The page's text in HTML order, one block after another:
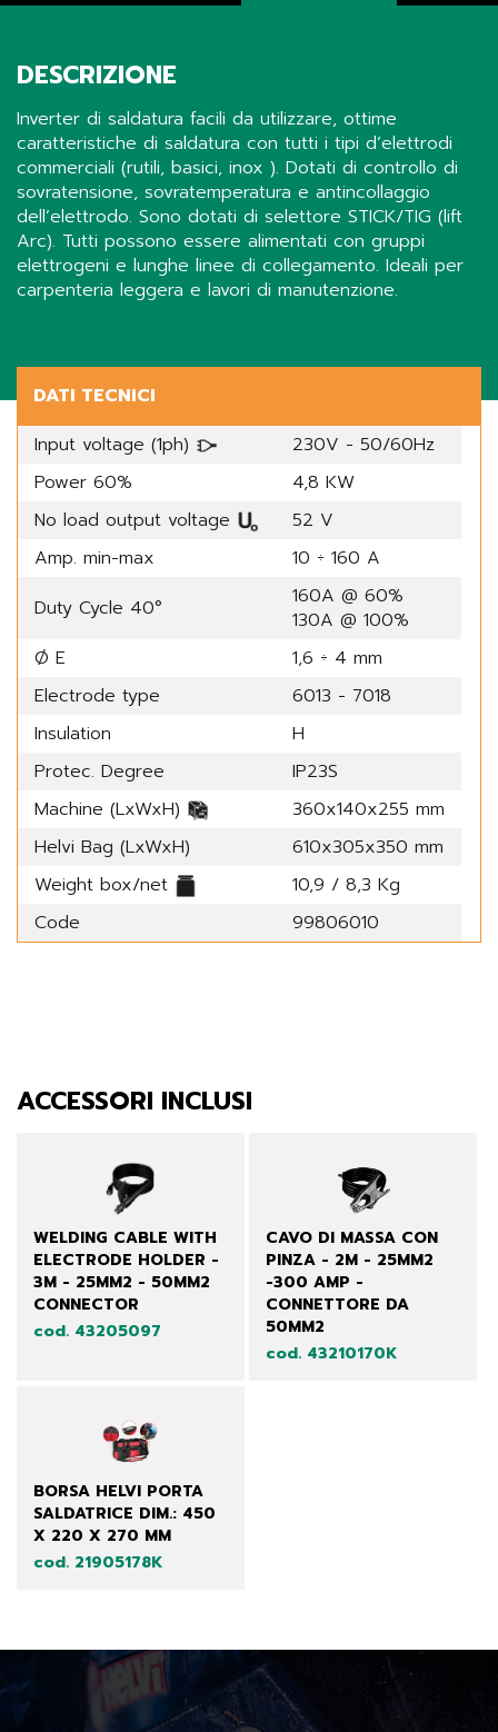
DESCRIZIONE
Inverter di saldatura facili da utilizzare, ottime
caratteristiche di saldatura con tutti i tipi d’elettrodi
commerciali (rutili, basici, inox ). Dotati di controllo di
sovratensione, sovratemperatura e antincollaggio
dell’elettrodo. Sono dotati di selettore STICK/TIG (lift
Arc). Tutti possono essere alimentati con gruppi
elettrogeni e lunghe linee di collegamento. Ideali per
carpenteria leggera e lavori di manutenzione.
DATI TECNICI
Input voltage (1ph)
230V - 50/60Hz
Power 60%
4,8 KW
No load output voltage
52 V
Amp. min-max
10 ÷ 160 A
Duty Cycle 40°
160A @ 60%
130A @ 100%
Ø E
1,6 ÷ 4 mm
Electrode type
6013 - 7018
Insulation
H
Protec. Degree
IP23S
Machine (LxWxH)
360x140x255 mm
Helvi Bag (LxWxH)
610x305x350 mm
Weight box/net
10,9 / 8,3 Kg
Code
99806010
ACCESSORI INCLUSI
WELDING CABLE WITH
ELECTRODE HOLDER -
3M - 25MM2 - 50MM2
CONNECTOR
cod. 43205097
CAVO DI MASSA CON
PINZA - 2M - 25MM2
-300 AMP -
CONNETTORE DA
50MM2
cod. 43210170K
BORSA HELVI PORTA
SALDATRICE DIM.: 450
X 220 X 270 MM
cod. 21905178K